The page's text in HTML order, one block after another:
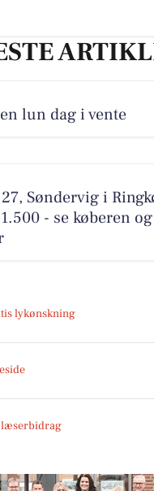
lun dag i vente
Søndervig i
- se køberen
lykønskning